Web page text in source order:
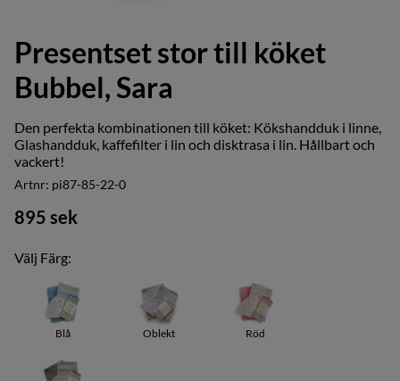
Presentset stor till köket
Bubbel, Sara
Den perfekta kombinationen till köket: Kökshandduk i linne,
Glashandduk, kaffefilter i lin och disktrasa i lin. Hållbart och
vackert!
Artnr: pi87-85-22-0
895 sek
Välj Färg:
Blå Oblekt Röd